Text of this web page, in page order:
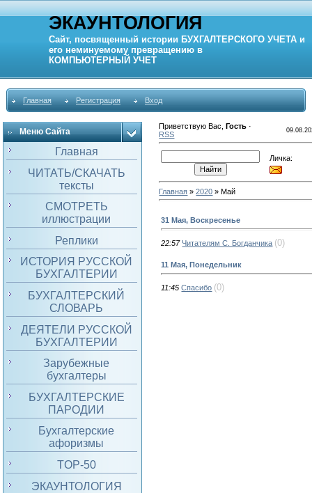
ЭКАУНТОЛОГИЯ
Сайт, посвященный истории БУХГАЛТЕРСКОГО УЧЕТА и
его неминуемому превращению в
КОМПЬЮТЕРНЫЙ УЧЕТ
Главная Регистрация Вход
Меню Сайта
Главная
ЧИТАТЬ/СКАЧАТЬ
тексты
СМОТРЕТЬ
иллюстрации
Реплики
ИСТОРИЯ РУССКОЙ
БУХГАЛТЕРИИ
БУХГАЛТЕРСКИЙ
СЛОВАРЬ
ДЕЯТЕЛИ РУССКОЙ
БУХГАЛТЕРИИ
Зарубежные
бухгалтеры
БУХГАЛТЕРСКИЕ
ПАРОДИИ
Бухгалтерские
афоризмы
TOP-50
ЭКАУНТОЛОГИЯ
Приветствую Вас ,Гость ·
RSS
Личка:
Главная »2020 » Май
31 Мая, Воскресенье
22:57 Читателям С. Богданчика (0)
11 Мая, Понедельник
11:45 Спасибо (0)